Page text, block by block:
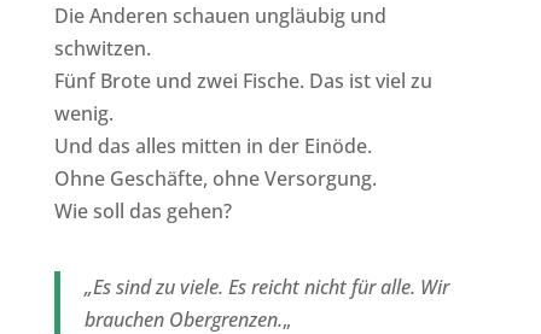
Die Anderen schauen ungläubig und
schwitzen.
Fünf Brote und zwei Fische. Das ist viel zu
wenig.
Und das alles mitten in der Einöde.
Ohne Geschäfte, ohne Versorgung.
Wie soll das gehen?
„Es sind zu viele. Es reicht nicht für alle. Wir
brauchen Obergrenzen.„